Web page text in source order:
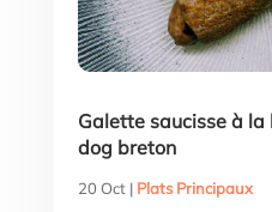
Galette saucisse à la
dog breton
20 Oct| Plats Principaux